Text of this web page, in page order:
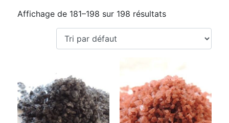
Affichage de 181–198 sur 198 résultats